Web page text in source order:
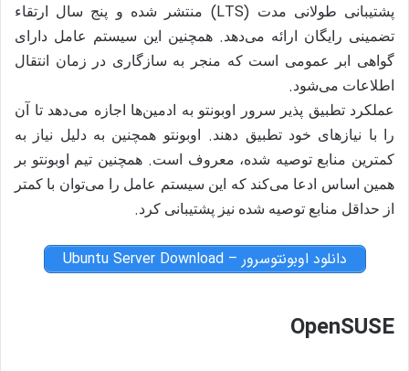
پشتیبانی طولانی مدت (LTS)
منتشر شده و پنج سال ارتقاء
تضمینی رایگان ارائه می‌دهد.همچنین این سیستم عامل دارای
گواهی ابر عمومی است که منجر به سازگاری در زمان انتقال
اطلاعات می‌شود.
عملکرد تطبیق پذیر سرور اوبونتو به ادمین‌ها اجازه می‌دهد تا آن
را با نیازهای خود تطبیق دهند.
اوبونتو همچنین به دلیل نیاز به
کمترین منابع توصیه شده، معروف است.همچنین تیم اوبونتو بر
همین اساس ادعا می‌کند که این سیستم عامل را می‌توان با کمتر
از حداقل منابع توصیه شده نیز پشتیبانی کرد.
دانلود اوبونتوسرور – Ubuntu Server Download
OpenSUSE